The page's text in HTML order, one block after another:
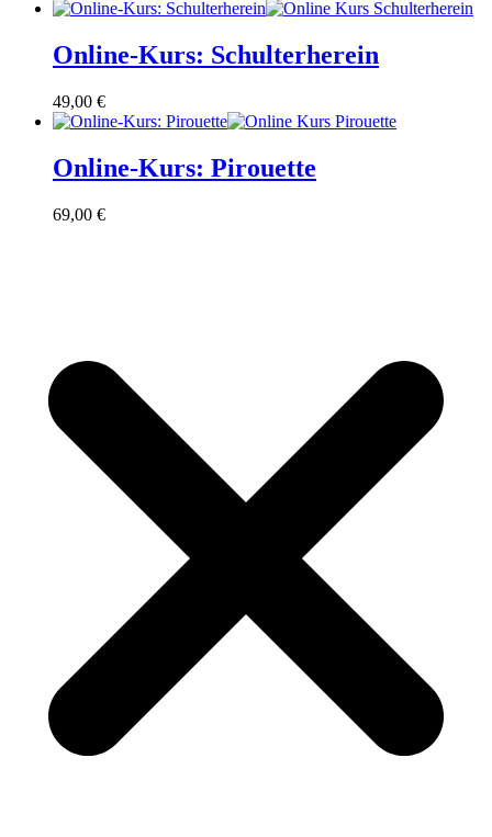
Online-Kurs: Schulterherein
49,00 €
Online-Kurs: Pirouette
69,00 €